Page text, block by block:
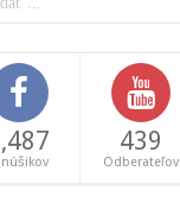
439
Odberateľov